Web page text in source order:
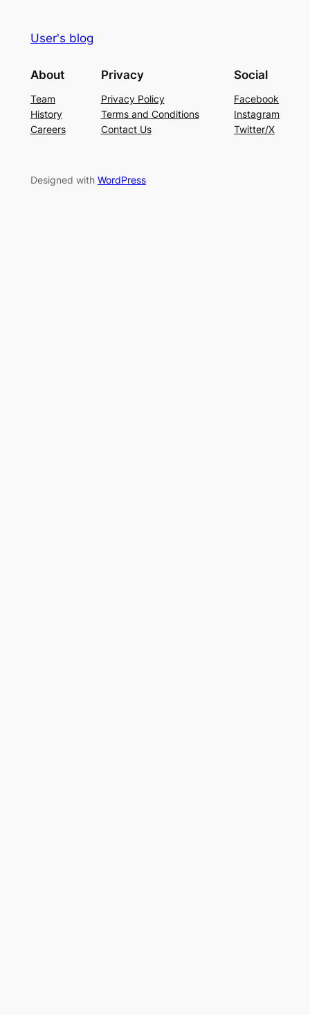
User's blog
About
Team
History
Careers
Privacy
Privacy Policy
Terms and Conditions
Contact Us
Social
Facebook
Instagram
Twitter/X
Designed with WordPress